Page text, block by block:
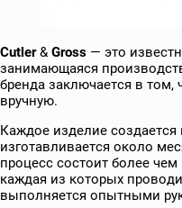
Cutler& Gross — это
занимающаяся
бренда заключается в том,
вручную.
Каждое изделие
изготавливается около
процесс состоит более
каждая из которых
выполняется опытными